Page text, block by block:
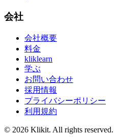
会社
会社概要
料金
kliklearn
学ぶ
お問い合わせ
採用情報
プライバシーポリシー
利用規約
© 2026 Klikit. All rights reserved.